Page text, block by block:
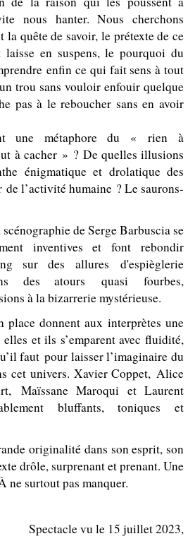
nous hanter. Nous cherchons
quête de savoir, le prétexte de ce
en suspens, le pourquoi du
enfin ce qui fait sens à tout
trou sans vouloir enfouir quelque
pas à le reboucher sans en avoir
une métaphore du « rien à
à cacher » ? De quelles illusions
énigmatique et drolatique des
de l’activité humaine ? Le saurons-
de Serge Barbuscia se
inventives et font rebondir
sur des allures d'espièglerie
des atours quasi fourbes,
à la bizarrerie mystérieuse.
place donnent aux interprètes une
et ils s’emparent avec fluidité,
faut pour laisser l’imaginaire du
cet univers. Xavier Coppet, Alice
Maïssane Maroqui et Laurent
bluffants, toniques et
originalité dans son esprit, son
drôle, surprenant et prenant. Une
ne surtout pas manquer.
Spectacle vu le 15 juillet 2023,